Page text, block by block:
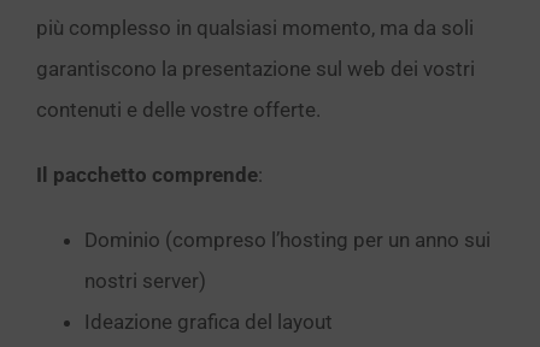
più complesso in qualsiasi momento, ma da soli
garantiscono la presentazione sul web dei vostri
contenuti e delle vostre offerte.
Il pacchetto comprende:
Dominio (compreso l’hosting per un anno sui
nostri server)
Ideazione grafica del layout